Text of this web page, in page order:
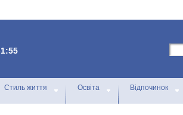
Стиль життя Освіта Відпочинок